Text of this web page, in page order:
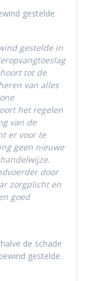
gestelde
gestelde in
tot de
van alles
het regelen
van de
er voor te
geen nieuwe
door
zorgplicht en
goed
de schade
gestelde.